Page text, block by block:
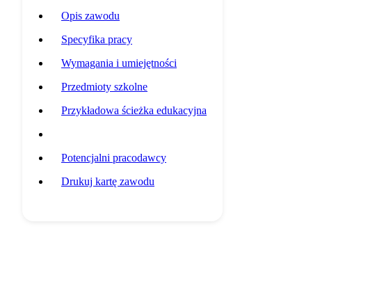
Opis zawodu
Specyfika pracy
Wymagania i umiejętności
Przedmioty szkolne
Przykładowa ścieżka edukacyjna
Potencjalni pracodawcy
Drukuj kartę zawodu